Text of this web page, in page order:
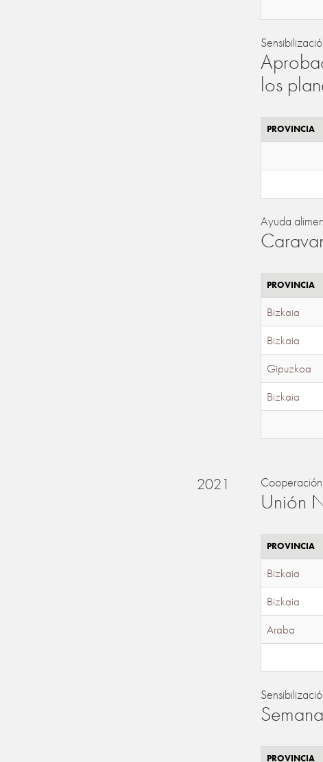
los
PROVINCIA
Ayuda
PROVINCIA
Bizkaia
Bizkaia
Gipuzkoa
Bizkaia
2021 Cooperación
Unión
PROVINCIA
Bizkaia
Bizkaia
Araba
PROVINCIA